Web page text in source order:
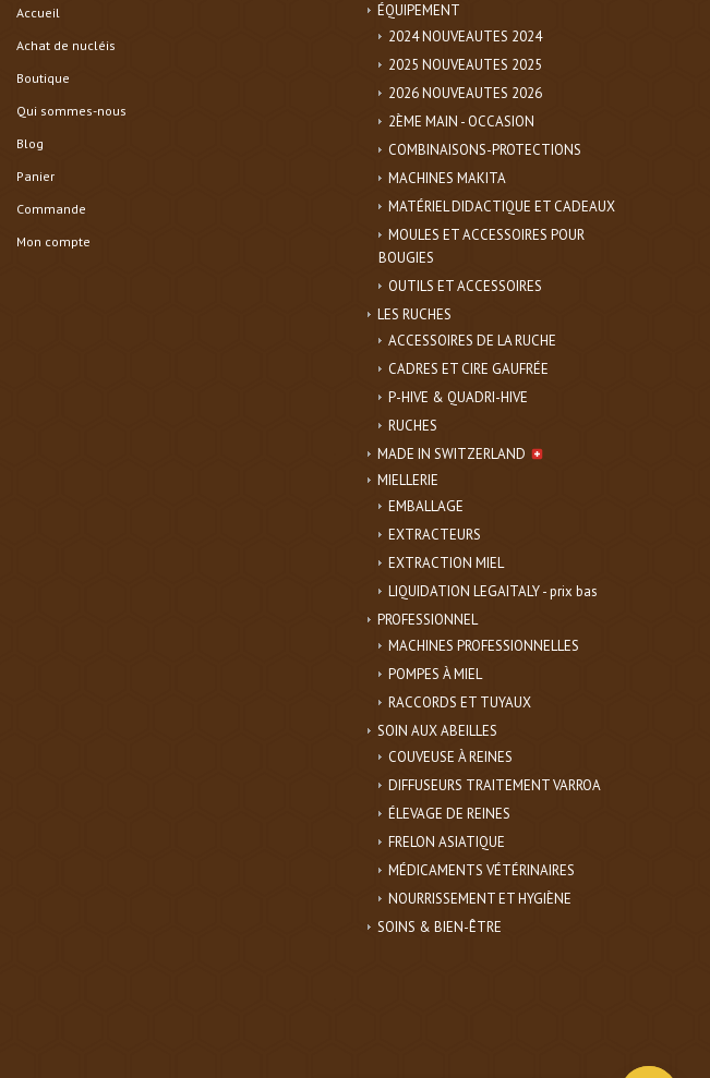
Accueil
Achat de nucléis
Boutique
Qui sommes-nous
Blog
Panier
Commande
Mon compte
ÉQUIPEMENT
2024 NOUVEAUTES 2024
2025 NOUVEAUTES 2025
2026 NOUVEAUTES 2026
2ÈME MAIN - OCCASION
COMBINAISONS-PROTECTIONS
MACHINES MAKITA
MATÉRIEL DIDACTIQUE ET CADEAUX
MOULES ET ACCESSOIRES POUR
BOUGIES
OUTILS ET ACCESSOIRES
LES RUCHES
ACCESSOIRES DE LA RUCHE
CADRES ET CIRE GAUFRÉE
P-HIVE & QUADRI-HIVE
RUCHES
MADE IN SWITZERLAND
MIELLERIE
EMBALLAGE
EXTRACTEURS
EXTRACTION MIEL
LIQUIDATION LEGAITALY - prix bas
PROFESSIONNEL
MACHINES PROFESSIONNELLES
POMPES À MIEL
RACCORDS ET TUYAUX
SOIN AUX ABEILLES
COUVEUSE À REINES
DIFFUSEURS TRAITEMENT VARROA
ÉLEVAGE DE REINES
FRELON ASIATIQUE
MÉDICAMENTS VÉTÉRINAIRES
NOURRISSEMENT ET HYGIÈNE
SOINS & BIEN-ÊTRE